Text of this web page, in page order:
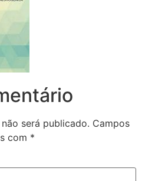
será publicado. Campos
com *